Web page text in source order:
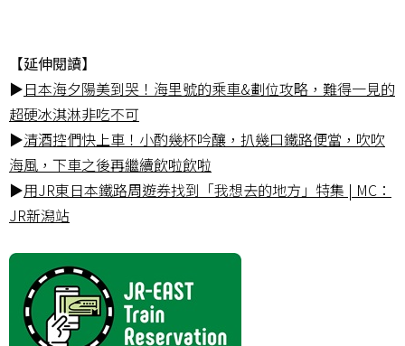
【延伸閱讀】
▶日本海夕陽美到哭！海里號的乘車&劃位攻略，難得一見的
超硬冰淇淋非吃不可
▶清酒控們快上車！小酌幾杯吟釀，扒幾口鐵路便當，吹吹
海風，下車之後再繼續飲啦飲啦
▶用JR東日本鐵路周遊券找到「我想去的地方」特集 | MC：
JR新潟站